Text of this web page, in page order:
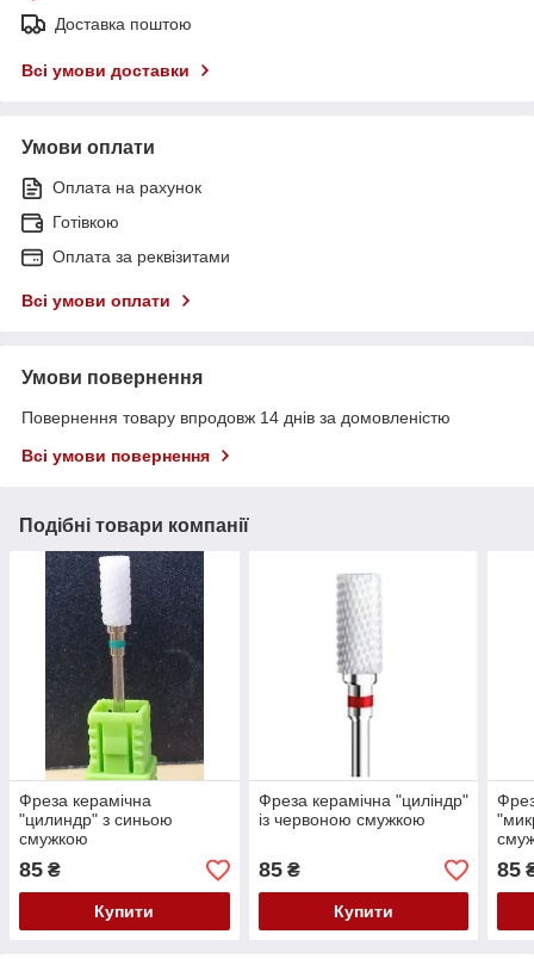
Доставка поштою
Всі умови доставки
Умови оплати
Оплата на рахунок
Готівкою
Оплата за реквізитами
Всі умови оплати
Умови повернення
Повернення товару впродовж 14 днів за домовленістю
Всі умови повернення
Подібні товари компанії
Фреза керамічна
"цилиндр" з синьою
смужкою
85 ₴
Купити
Фреза керамічна "циліндр"
із червоною смужкою
85₴
Купити
85